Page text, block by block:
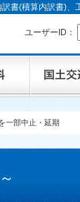
書(積算内訳書)、
ユーザーID：
一部中止・延期